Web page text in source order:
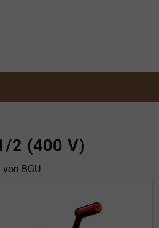
2 (400 V)
von BGU